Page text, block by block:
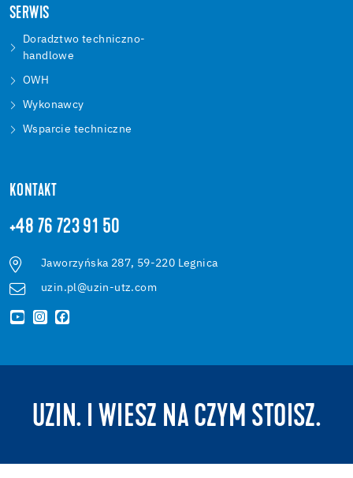
SERWIS
Doradztwo techniczno-
handlowe
OWH
Wykonawcy
Wsparcie techniczne
KONTAKT
+48 76 723 91 50
Jaworzyńska 287, 59-220 Legnica
uzin.pl@uzin-utz.com
UZIN. I WIESZ NA CZYM STOISZ.